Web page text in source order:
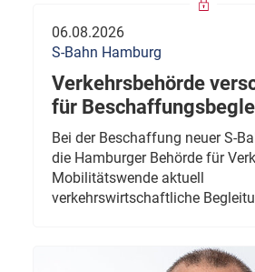
06.08.2026
S-Bahn Hamburg
Verkehrsbehörde
für
Bei der Beschaffung neuer S-
die Hamburger Behörde für
Mobilitätswende aktuell
verkehrswirtschaftliche